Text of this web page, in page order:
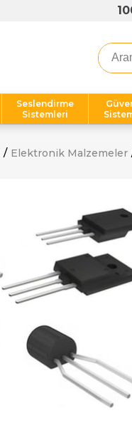
Seslendirme
Sistemleri
Elektronik Malzemeler